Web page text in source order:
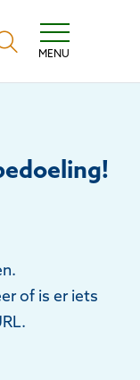
MENU
of is er iets